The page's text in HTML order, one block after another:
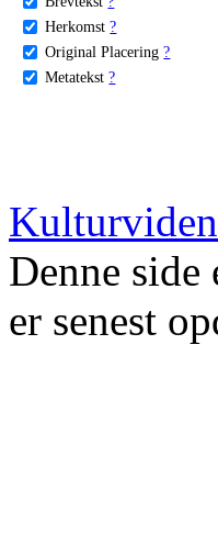
Herkomst ?
Original Placering ?
Metatekst ?
Denne side
er senest